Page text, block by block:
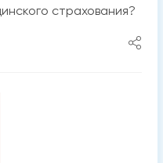
страхования?